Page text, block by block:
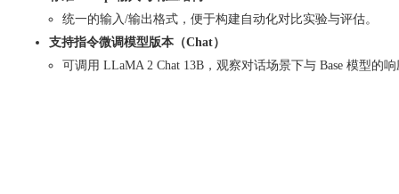
统一的输入/输出格式，便于构建自动化对比实验与评估。
支持指令微调模型版本（Chat）
可调用 LLaMA 2 Chat 13B，观察对话场景下与 Base 模型的